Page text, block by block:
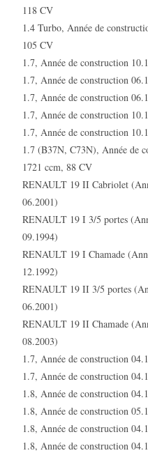
118 CV
1.4 Turbo, Année de
105 CV
1.7, Année de construction
1.7, Année de construction
1.7, Année de construction
1.7, Année de construction
1.7, Année de construction
1.7 (B37N, C73N), Année de
1721 ccm, 88 CV
RENAULT 19 II Cabriolet
06.2001)
RENAULT 19 I 3/5 portes
09.1994)
RENAULT 19 I Chamade
12.1992)
RENAULT 19 II 3/5 portes
06.2001)
RENAULT 19 II Chamade
08.2003)
1.7, Année de construction
1.7, Année de construction
1.8, Année de construction
1.8, Année de construction
1.8, Année de construction
1.8, Année de construction